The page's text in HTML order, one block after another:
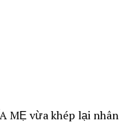
MẸ vừa khép lại nhân